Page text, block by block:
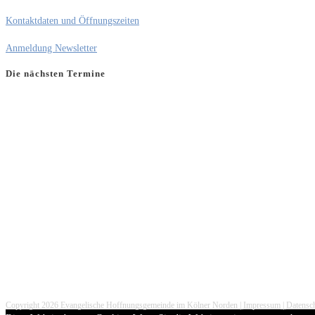
Kontaktdaten und Öffnungszeiten
Anmeldung Newsletter
Die nächsten Termine
Copyright 2026 Evangelische Hoffnungsgemeinde im Kölner Norden | Impressum